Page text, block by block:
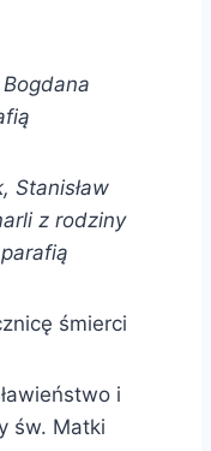
Stanisław
z rodziny
śmierci
i
św. Matki